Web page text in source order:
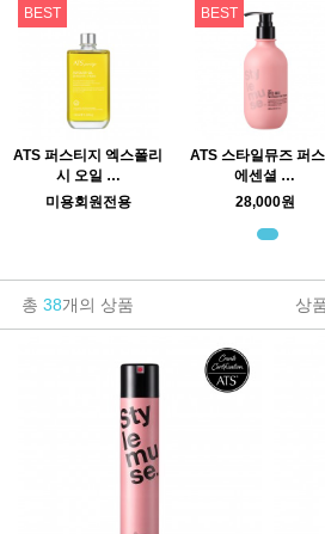
BEST
ATS 퍼스티지 엑스폴리
시 오일 …
미용회원전용
BEST
ATS 스타일뮤즈 퍼
에센셜 …
28,000원
총 38개의 상품 상